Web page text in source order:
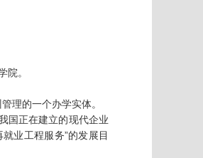
院。
理的一个办学实体。
国正在建立的现代企业
业工程服务”的发展目